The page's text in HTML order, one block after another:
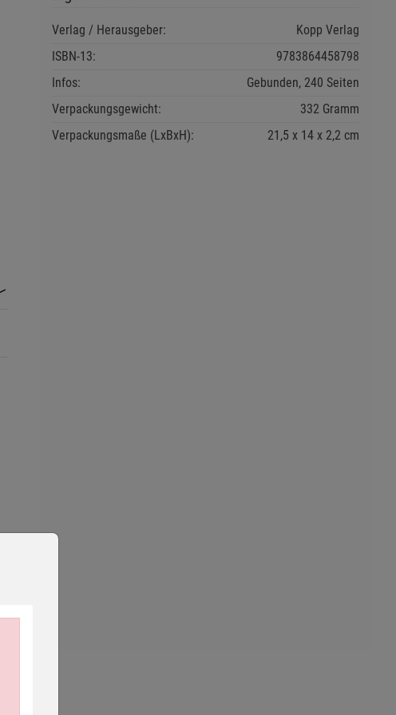
Verlag / Herausgeber:
Kopp Verlag
ISBN-13:
9783864458798
Infos:
Gebunden, 240 Seiten
Verpackungsgewicht:
332 Gramm
Verpackungsmaße (LxBxH):
21,5 14 2,2 cm